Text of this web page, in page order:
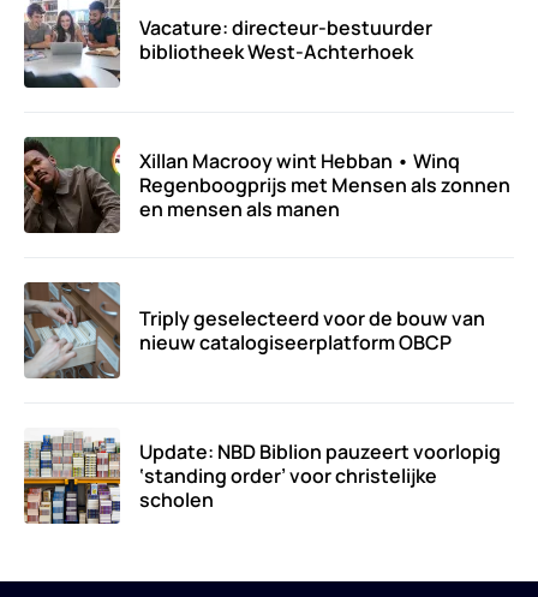
Vacature: directeur-bestuurder
bibliotheek West-Achterhoek
Xillan Macrooy wint Hebban • Winq
Regenboogprijs met Mensen als zonnen
en mensen als manen
Triply geselecteerd voor de bouw van
nieuw catalogiseerplatform OBCP
Update: NBD Biblion pauzeert voorlopig
‘standing order’ voor christelijke
scholen